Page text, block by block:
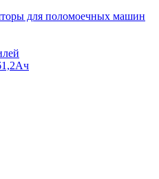
для поломоечных машин